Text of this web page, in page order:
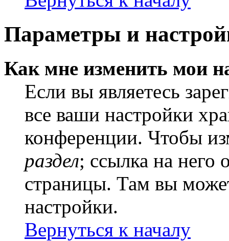
Параметры и
Как мне изменить мои
Если вы являетесь
все ваши настройки
конференции. Чтобы
раздел; ссылка на него
страницы. Там вы
настройки.
Вернуться к началу